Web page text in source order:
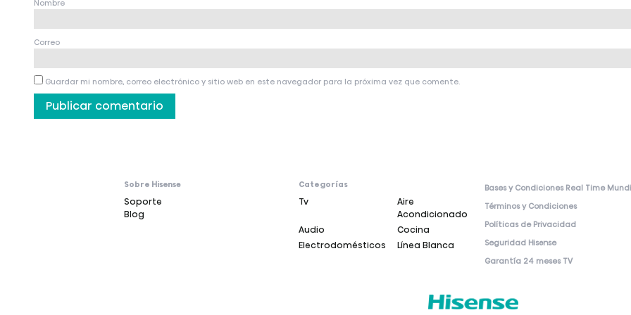
Nombre
Correo
Guardar mi nombre, correo electrónico y sitio web en este navegador para la próxima vez que comente.
Sobre Hisense
Soporte
Blog
Categorías
Tv
Aire
Acondicionado
Audio
Cocina
Electrodomésticos
Línea Blanca
Bases y Condiciones Real Time
Términos y Condiciones
Políticas de Privacidad
Seguridad Hisense
Garantía 24 meses TV